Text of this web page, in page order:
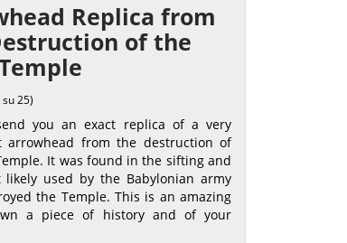
Replica from
of the
25)
you an exact replica of a very
arrowhead from the destruction of
It was found in the sifting and
likely used by the Babylonian army
the Temple. This is an amazing
a piece of history and of your